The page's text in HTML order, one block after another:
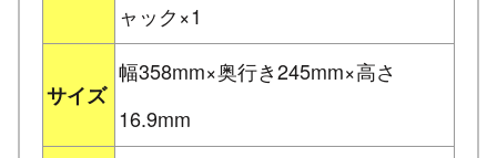
ャック×1
サイズ
幅358mm×奥行き245mm×高さ
16.9mm